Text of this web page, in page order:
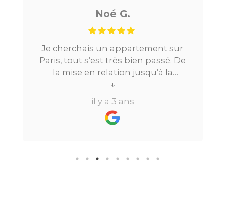
Noé G.
Je cherchais un appartement sur
Paris, tout s’est très bien passé. De
la mise en relation jusqu’à la
location. Le digital qui fait gagner
beaucoup de temps ne fait pas
perdre l’aspect humain ce qui est
vraiment bien ! Je recommande
↓
il y a 3 ans